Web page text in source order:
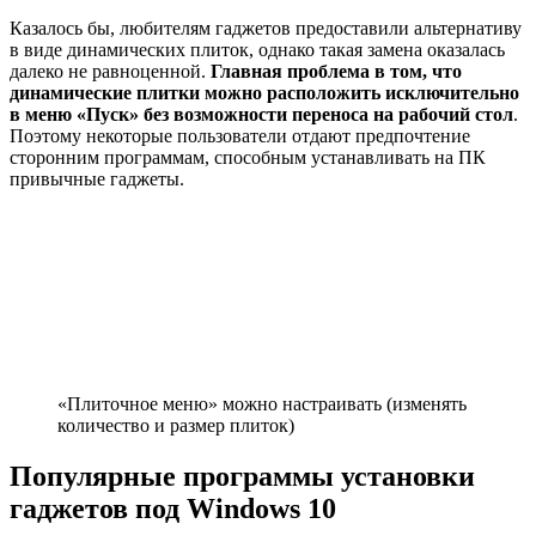
Казалось бы, любителям гаджетов предоставили альтернативу
в виде динамических плиток, однако такая замена оказалась
далеко не равноценной. Главная проблема в том, что
динамические плитки можно расположить исключительно
в меню «Пуск» без возможности переноса на рабочий стол.
Поэтому некоторые пользователи отдают предпочтение
сторонним программам, способным устанавливать на ПК
привычные гаджеты.
«Плиточное меню» можно настраивать (изменять
количество и размер плиток)
Популярные программы установки
гаджетов под Windows 10